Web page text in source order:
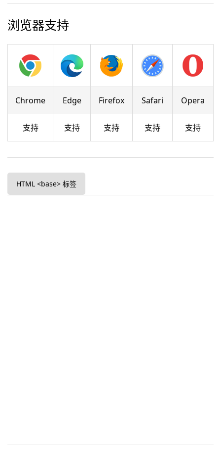
浏览器支持
Chrome Edge Firefox Safari Opera
支持 支持 支持 支持 支持
HTML <base> 标签